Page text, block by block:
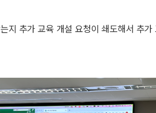
지 추가 교육 개설 요청이 쇄도해서 추가